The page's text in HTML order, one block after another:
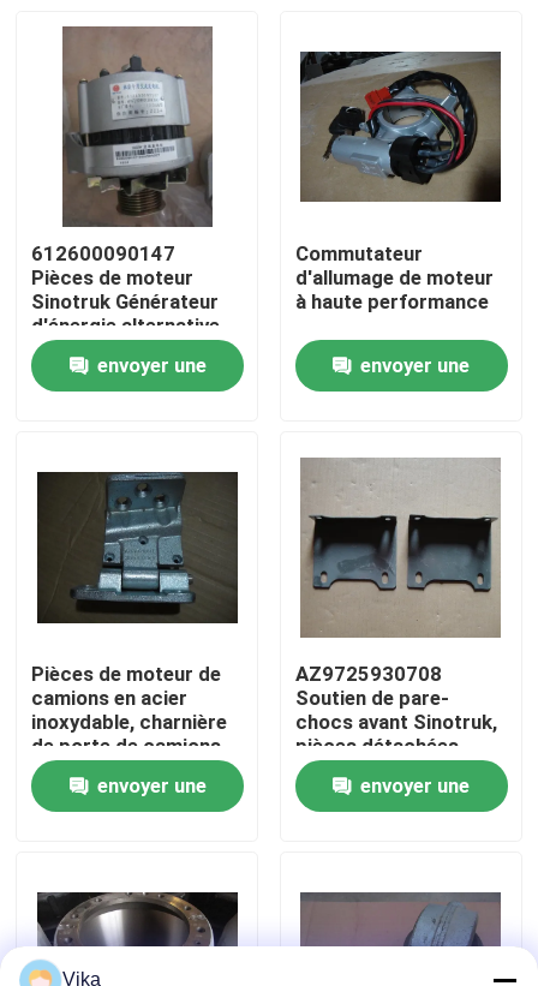
Aperçu
Produits
Visite d'usine
Contrôle de la qualité
Contact
nouvelles
Pièces de rechange de Liugong
Pièces de rechange Cummins
612600090147
Pièces de moteur
Sinotruk Générateur
d'énergie alternative
envoyer une
Commutateur
d'allumage de moteur
à haute performance
envoyer une
Pièces de moteur de
camions en acier
inoxydable, charnière
de porte de camions
Sinotruk
AZ1664210041
envoyer une
AZ9725930708
Soutien de pare-
chocs avant Sinotruk,
pièces détachées
originales pour
camions Sino
envoyer une
Vika